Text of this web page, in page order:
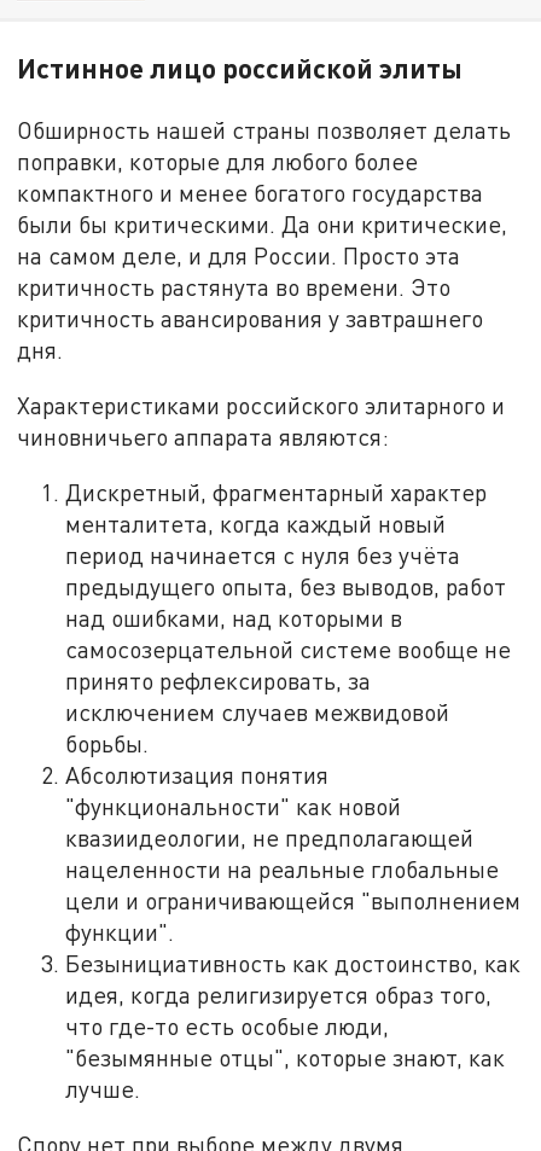
Истинное лицо российской элиты
Обширность нашей страны позволяет делать
поправки, которые для любого более
компактного и менее богатого государства
были бы критическими. Да они критические,
на самом деле, и для России. Просто эта
критичность растянута во времени. Это
критичность авансирования у завтрашнего
дня.
Характеристиками российского элитарного и
чиновничьего аппарата являются:
Дискретный, фрагментарный характер
менталитета, когда каждый новый
период начинается с нуля без учёта
предыдущего опыта, без выводов, работ
над ошибками, над которыми в
самосозерцательной системе вообще не
принято рефлексировать, за
исключением случаев межвидовой
борьбы.
Абсолютизация понятия
"функциональности" как новой
квазиидеологии, не предполагающей
нацеленности на реальные глобальные
цели и ограничивающейся "выполнением
функции".
Безынициативность как достоинство, как
идея, когда религизируется образ того,
что где-то есть особые люди,
"безымянные отцы", которые знают, как
лучше.
Спору нет при выборе между двумя